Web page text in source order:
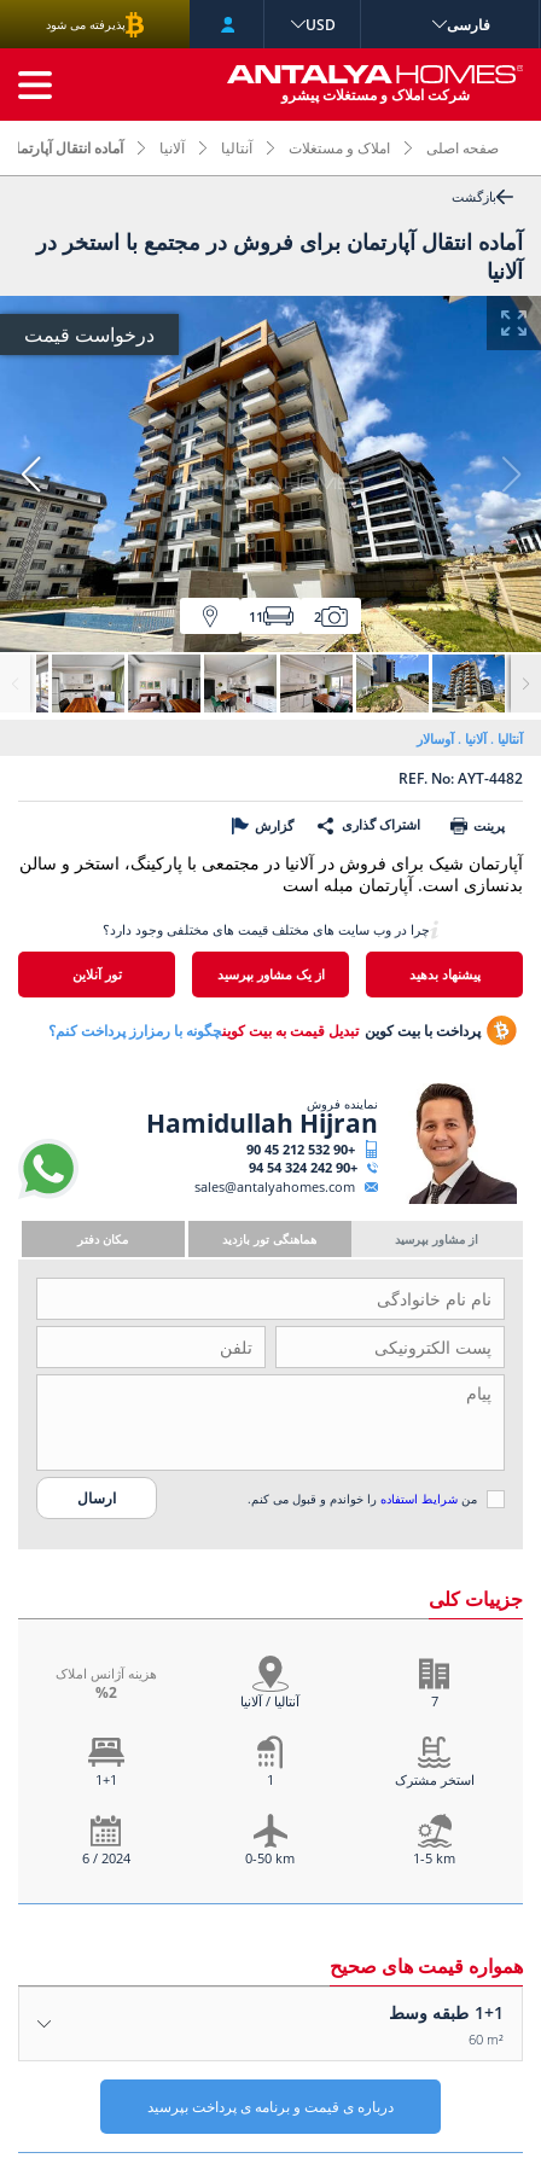
صفحه اصلی املاک و مستغلات آنتالیا آلانیا آماده انتقال
بازگشت
آماده انتقال آپارتمان برای فروش در مجتمع با استخر در
آلانیا
درخواست قیمت
2
11
آنتالیا آلانیا آوسالار
REF. No: AYT-4482
پرینت اشتراک گذاری گزارش
آپارتمان شیک برای فروش در آلانیا در مجتمعی با پارکینگ، استخر و سالن
بدنسازی است. آپارتمان مبله است
پیشنهاد بدهید از یک مشاور بپرسید تور آنلاین
چرا در وب سایت های مختلف قیمت های مختلفی وجود دارد؟
پرداخت با بیت کوین تبدیل قیمت به بیت کوینچگونه با رمزارز پرداخت کنم؟
نماینده فروش
Hamidullah Hijran
+90 532 212 45 90
+90 242 324 54 94
sales@antalyahomes.com
از مشاور بپرسید هماهنگی تور بازدید مکان دفتر
من شرایط استفاده را خواندم و قبول می کنم.
جزییات کلی
هزینه آژانس املاک
%2 آنتالیا / آلانیا 7
1+1 1 استخر مشترک
6 / 2024 0-50 km 1-5 km
همواره قیمت های صحیح
1+1 طبقه وسط
60 m²
درباره ی قیمت و برنامه ی پرداخت بپرسید
فارسی USD پذیرفته می شود
شرکت املاک و مستغلات پیشرو
جستجوی پیشرفته